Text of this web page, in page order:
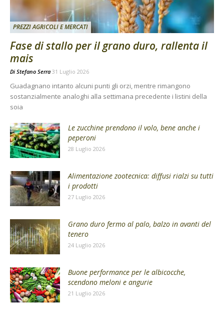
PREZZI AGRICOLI E MERCATI
Fase di stallo per il grano duro, rallenta il
mais
Di Stefano Serra 31 Luglio 2026
Guadagnano intanto alcuni punti gli orzi, mentre rimangono
sostanzialmente analoghi alla settimana precedente i listini della
soia
Le zucchine prendono il volo, bene anche i
peperoni
28 Luglio 2026
Alimentazione zootecnica: diffusi rialzi su tutti
i prodotti
27 Luglio 2026
Grano duro fermo al palo, balzo in avanti del
tenero
24 Luglio 2026
Buone performance per le albicocche,
scendono meloni e angurie
21 Luglio 2026